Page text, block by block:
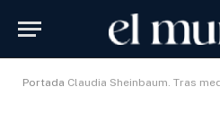
Portada Claudia Sheinbaum. Tras medida de Capufe, el